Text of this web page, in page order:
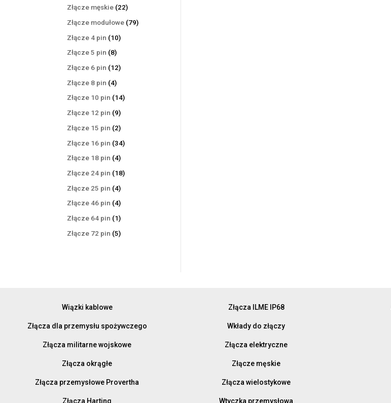
Złącze męskie 2222
produkty
Złącze modułowe 7979
Złącze 4 pin 1010
Złącze 5 pin 88
produktów
Złącze 6 pin 1212
Złącze 8 pin 44
produkty
Złącze 10 pin 1414
Złącze 12 pin 99
produktów
Złącze 15 pin 22
produkty
Złącze 16 pin 3434
Złącze 18 pin 44
produkty
Złącze 24 pin 1818
Złącze 25 pin 44
produkty
Złącze 46 pin 44
produkty
Złącze 64 pin 11
produkt
Złącze 72 pin 55
Wiązki kablowe
Złącza dla przemysłu spożywczego
Złącza militarne wojskowe
Złącza okrągłe
Złącza przemysłowe Provertha
Złącza Harting
Złącza ILME IP68
Wkłady do złączy
Złącza elektryczne
Złącze męskie
Złącza wielostykowe
Wtyczka przemysłowa